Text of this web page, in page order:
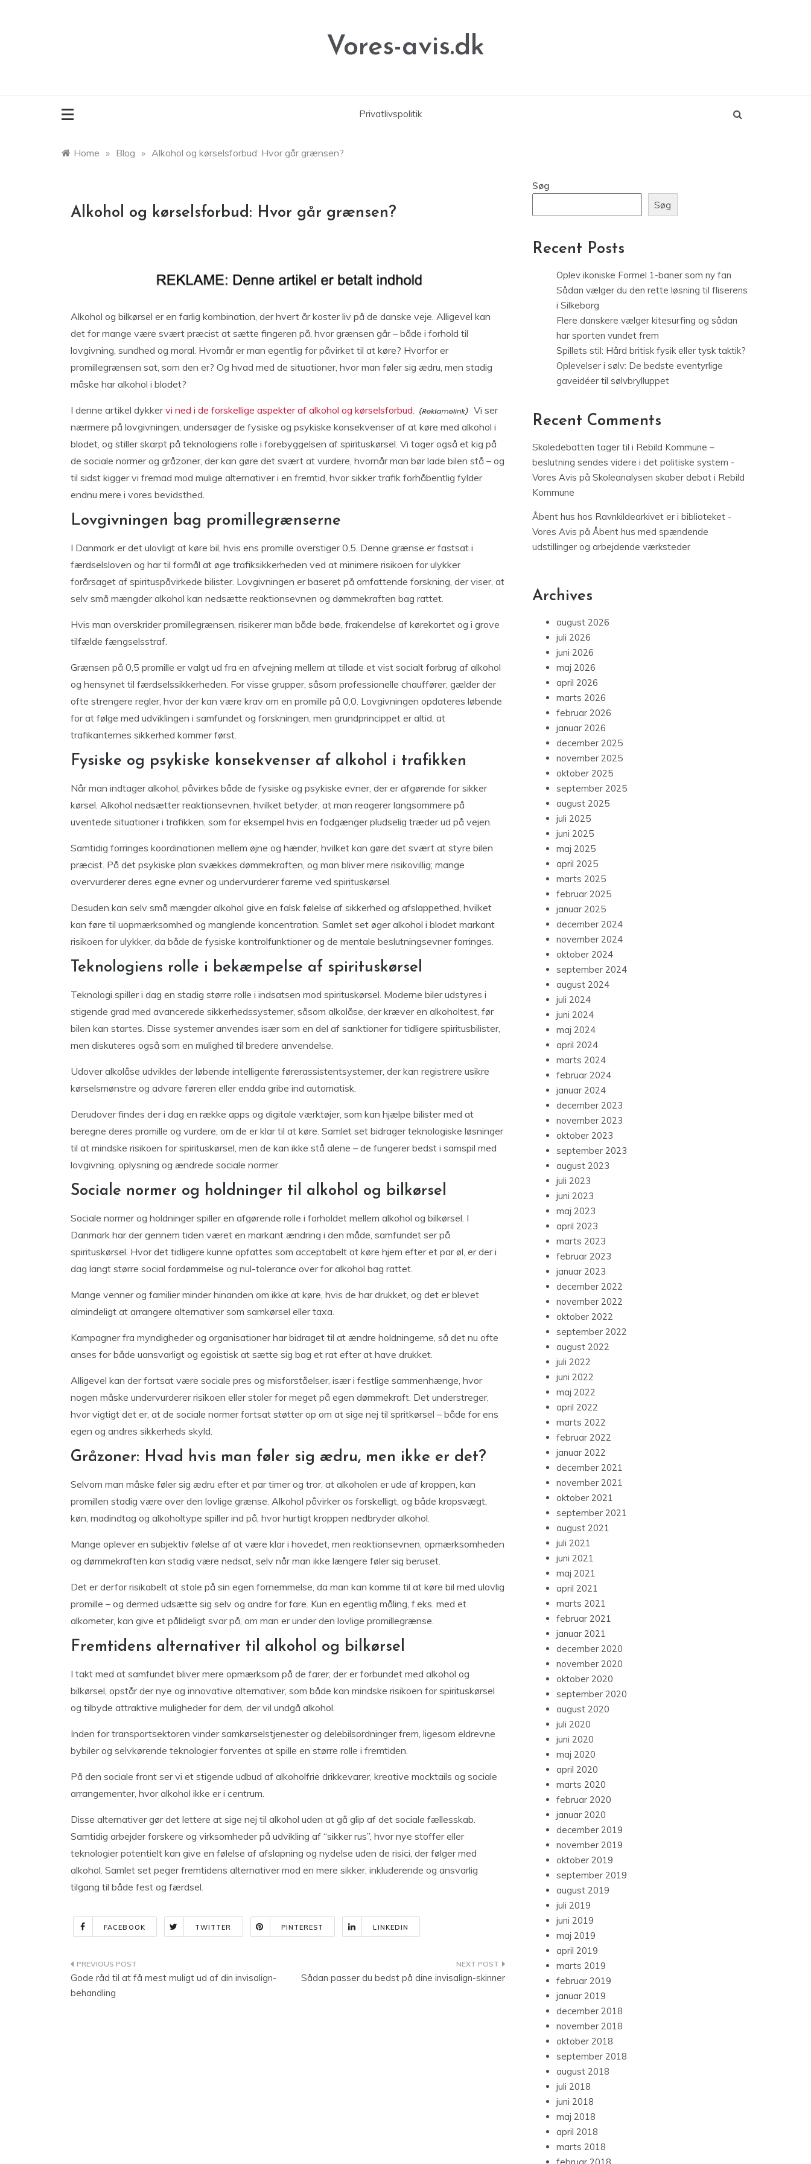
Vores-avis.dk
Privatlivspolitik
Home » Blog » Alkohol og kørselsforbud: Hvor går grænsen?
Alkohol og kørselsforbud: Hvor går grænsen?
Alkohol og bilkørsel er en farlig kombination, der hvert år koster liv på de danske veje. Alligevel kan
det for mange være svært præcist at sætte fingeren på, hvor grænsen går – både i forhold til
lovgivning, sundhed og moral. Hvornår er man egentlig for påvirket til at køre? Hvorfor er
promillegrænsen sat, som den er? Og hvad med de situationer, hvor man føler sig ædru, men stadig
måske har alkohol i blodet?
I denne artikel dykkervi ned i de forskellige aspekter af alkohol og kørselsforbud.
Vi ser
nærmere på lovgivningen, undersøger de fysiske og psykiske konsekvenser af at køre med alkohol i
blodet, og stiller skarpt på teknologiens rolle i forebyggelsen af spirituskørsel. Vi tager også et kig på
de sociale normer og gråzoner, der kan gøre det svært at vurdere, hvornår man bør lade bilen stå – og
til sidst kigger vi fremad mod mulige alternativer i en fremtid, hvor sikker trafik forhåbentlig fylder
endnu mere i vores bevidsthed.
Lovgivningen bag promillegrænserne
I Danmark er det ulovligt at køre bil, hvis ens promille overstiger 0,5. Denne grænse er fastsat i
færdselsloven og har til formål at øge trafiksikkerheden ved at minimere risikoen for ulykker
forårsaget af spirituspåvirkede bilister. Lovgivningen er baseret på omfattende forskning, der viser, at
selv små mængder alkohol kan nedsætte reaktionsevnen og dømmekraften bag rattet.
Hvis man overskrider promillegrænsen, risikerer man både bøde, frakendelse af kørekortet og i grove
tilfælde fængselsstraf.
Grænsen på 0,5 promille er valgt ud fra en afvejning mellem at tillade et vist socialt forbrug af alkohol
og hensynet til færdselssikkerheden. For visse grupper, såsom professionelle chauffører, gælder der
ofte strengere regler, hvor der kan være krav om en promille på 0,0. Lovgivningen opdateres løbende
for at følge med udviklingen i samfundet og forskningen, men grundprincippet er altid, at
trafikanternes sikkerhed kommer først.
Fysiske og psykiske konsekvenser af alkohol i trafikken
Når man indtager alkohol, påvirkes både de fysiske og psykiske evner, der er afgørende for sikker
kørsel. Alkohol nedsætter reaktionsevnen, hvilket betyder, at man reagerer langsommere på
uventede situationer i trafikken, som for eksempel hvis en fodgænger pludselig træder ud på vejen.
Samtidig forringes koordinationen mellem øjne og hænder, hvilket kan gøre det svært at styre bilen
præcist. På det psykiske plan svækkes dømmekraften, og man bliver mere risikovillig; mange
overvurderer deres egne evner og undervurderer farerne ved spirituskørsel.
Desuden kan selv små mængder alkohol give en falsk følelse af sikkerhed og afslappethed, hvilket
kan føre til uopmærksomhed og manglende koncentration. Samlet set øger alkohol i blodet markant
risikoen for ulykker, da både de fysiske kontrolfunktioner og de mentale beslutningsevner forringes.
Teknologiens rolle i bekæmpelse af spirituskørsel
Teknologi spiller i dag en stadig større rolle i indsatsen mod spirituskørsel. Moderne biler udstyres i
stigende grad med avancerede sikkerhedssystemer, såsom alkolåse, der kræver en alkoholtest, før
bilen kan startes. Disse systemer anvendes især som en del af sanktioner for tidligere spiritusbilister,
men diskuteres også som en mulighed til bredere anvendelse.
Udover alkolåse udvikles der løbende intelligente førerassistentsystemer, der kan registrere usikre
kørselsmønstre og advare føreren eller endda gribe ind automatisk.
Derudover findes der i dag en række apps og digitale værktøjer, som kan hjælpe bilister med at
beregne deres promille og vurdere, om de er klar til at køre. Samlet set bidrager teknologiske løsninger
til at mindske risikoen for spirituskørsel, men de kan ikke stå alene – de fungerer bedst i samspil med
lovgivning, oplysning og ændrede sociale normer.
Sociale normer og holdninger til alkohol og bilkørsel
Sociale normer og holdninger spiller en afgørende rolle i forholdet mellem alkohol og bilkørsel. I
Danmark har der gennem tiden været en markant ændring i den måde, samfundet ser på
spirituskørsel. Hvor det tidligere kunne opfattes som acceptabelt at køre hjem efter et par øl, er der i
dag langt større social fordømmelse og nul-tolerance over for alkohol bag rattet.
Mange venner og familier minder hinanden om ikke at køre, hvis de har drukket, og det er blevet
almindeligt at arrangere alternativer som samkørsel eller taxa.
Kampagner fra myndigheder og organisationer har bidraget til at ændre holdningerne, så det nu ofte
anses for både uansvarligt og egoistisk at sætte sig bag et rat efter at have drukket.
Alligevel kan der fortsat være sociale pres og misforståelser, især i festlige sammenhænge, hvor
nogen måske undervurderer risikoen eller stoler for meget på egen dømmekraft. Det understreger,
hvor vigtigt det er, at de sociale normer fortsat støtter op om at sige nej til spritkørsel – både for ens
egen og andres sikkerheds skyld.
Gråzoner: Hvad hvis man føler sig ædru, men ikke er det?
Selvom man måske føler sig ædru efter et par timer og tror, at alkoholen er ude af kroppen, kan
promillen stadig være over den lovlige grænse. Alkohol påvirker os forskelligt, og både kropsvægt,
køn, madindtag og alkoholtype spiller ind på, hvor hurtigt kroppen nedbryder alkohol.
Mange oplever en subjektiv følelse af at være klar i hovedet, men reaktionsevnen, opmærksomheden
og dømmekraften kan stadig være nedsat, selv når man ikke længere føler sig beruset.
Det er derfor risikabelt at stole på sin egen fornemmelse, da man kan komme til at køre bil med ulovlig
promille – og dermed udsætte sig selv og andre for fare. Kun en egentlig måling, f.eks. med et
alkometer, kan give et pålideligt svar på, om man er under den lovlige promillegrænse.
Fremtidens alternativer til alkohol og bilkørsel
I takt med at samfundet bliver mere opmærksom på de farer, der er forbundet med alkohol og
bilkørsel, opstår der nye og innovative alternativer, som både kan mindske risikoen for spirituskørsel
og tilbyde attraktive muligheder for dem, der vil undgå alkohol.
Inden for transportsektoren vinder samkørselstjenester og delebilsordninger frem, ligesom eldrevne
bybiler og selvkørende teknologier forventes at spille en større rolle i fremtiden.
På den sociale front ser vi et stigende udbud af alkoholfrie drikkevarer, kreative mocktails og sociale
arrangementer, hvor alkohol ikke er i centrum.
Disse alternativer gør det lettere at sige nej til alkohol uden at gå glip af det sociale fællesskab.
Samtidig arbejder forskere og virksomheder på udvikling af “sikker rus”, hvor nye stoffer eller
teknologier potentielt kan give en følelse af afslapning og nydelse uden de risici, der følger med
alkohol. Samlet set peger fremtidens alternativer mod en mere sikker, inkluderende og ansvarlig
tilgang til både fest og færdsel.
FACEBOOK TWITTER PINTEREST LINKEDIN
Indlægsnavigation
Gode råd til at få mest muligt ud af din invisalign-
behandling
Sådan passer du bedst på dine invisalign-skinner
Søg
Søg
Recent Posts
Oplev ikoniske Formel 1-baner som ny fan
Sådan vælger du den rette løsning til fliserens
i Silkeborg
Flere danskere vælger kitesurfing og sådan
har sporten vundet frem
Spillets stil: Hård britisk fysik eller tysk taktik?
Oplevelser i sølv: De bedste eventyrlige
gaveidéer til sølvbrylluppet
Recent Comments
Skoledebatten tager til i Rebild Kommune –
beslutning sendes videre i det politiske system -
Vores Avis på Skoleanalysen skaber debat i Rebild
Kommune
Åbent hus hos Ravnkildearkivet er i biblioteket -
Vores Avis på Åbent hus med spændende
udstillinger og arbejdende værksteder
Archives
august 2026
juli 2026
juni 2026
maj 2026
april 2026
marts 2026
februar 2026
januar 2026
december 2025
november 2025
oktober 2025
september 2025
august 2025
juli 2025
juni 2025
maj 2025
april 2025
marts 2025
februar 2025
januar 2025
december 2024
november 2024
oktober 2024
september 2024
august 2024
juli 2024
juni 2024
maj 2024
april 2024
marts 2024
februar 2024
januar 2024
december 2023
november 2023
oktober 2023
september 2023
august 2023
juli 2023
juni 2023
maj 2023
april 2023
marts 2023
februar 2023
januar 2023
december 2022
november 2022
oktober 2022
september 2022
august 2022
juli 2022
juni 2022
maj 2022
april 2022
marts 2022
februar 2022
januar 2022
december 2021
november 2021
oktober 2021
september 2021
august 2021
juli 2021
juni 2021
maj 2021
april 2021
marts 2021
februar 2021
januar 2021
december 2020
november 2020
oktober 2020
september 2020
august 2020
juli 2020
juni 2020
maj 2020
april 2020
marts 2020
februar 2020
januar 2020
december 2019
november 2019
oktober 2019
september 2019
august 2019
juli 2019
juni 2019
maj 2019
april 2019
marts 2019
februar 2019
januar 2019
december 2018
november 2018
oktober 2018
september 2018
august 2018
juli 2018
juni 2018
maj 2018
april 2018
marts 2018